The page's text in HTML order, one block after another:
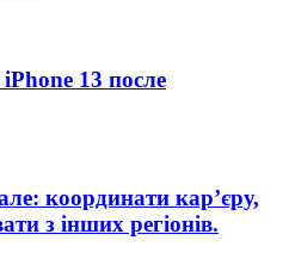
13 после
координати кар’єру,
з інших регіонів.